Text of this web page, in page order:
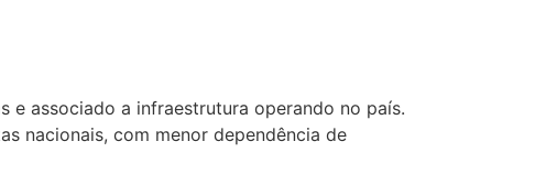
e associado a infraestrutura operando no país.
nacionais, com menor dependência de